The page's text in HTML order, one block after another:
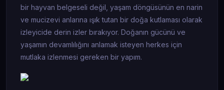
bir hayvan belgeseli değil, yaşam döngüsünün en narin
ve mucizevi anlarına ışık tutan bir doğa kutlaması olarak
izleyicide derin izler bırakıyor. Doğanın gücünü ve
yaşamın devamlılığını anlamak isteyen herkes için
mutlaka izlenmesi gereken bir yapım.